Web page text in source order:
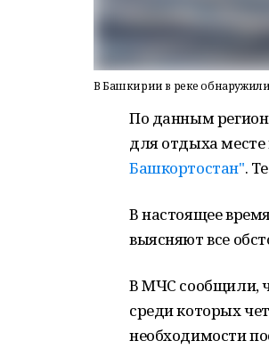
В Башкирии в реке
По данным
для отдыха
Башкортостан".
В настоящее
выясняют все
В МЧС сообщили,
среди которых
необходимости